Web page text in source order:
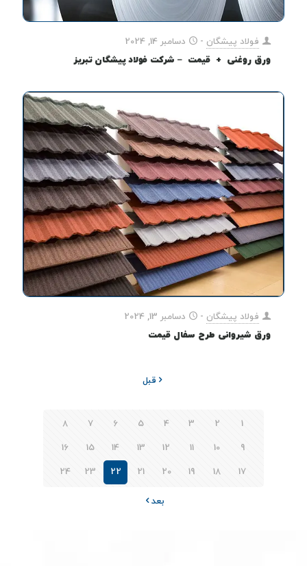
فولاد پیشگان -
دسامبر 14, 2024
ورق روغنی + قیمت – شرکت فولاد پیشگان تبریز
فولاد پیشگان -
دسامبر 13, 2024
ورق شیروانی طرح سفال قیمت
قبل
1
2
3
4
5
6
7
8
9
10
11
12
13
14
15
16
17
18
19
20
21
22
23
24
بعد